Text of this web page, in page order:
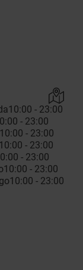
10:00 - 23:00
- 23:00
10:00 - 23:00
10:00 - 23:00
- 23:00
10:00 - 23:00
10:00 - 23:00